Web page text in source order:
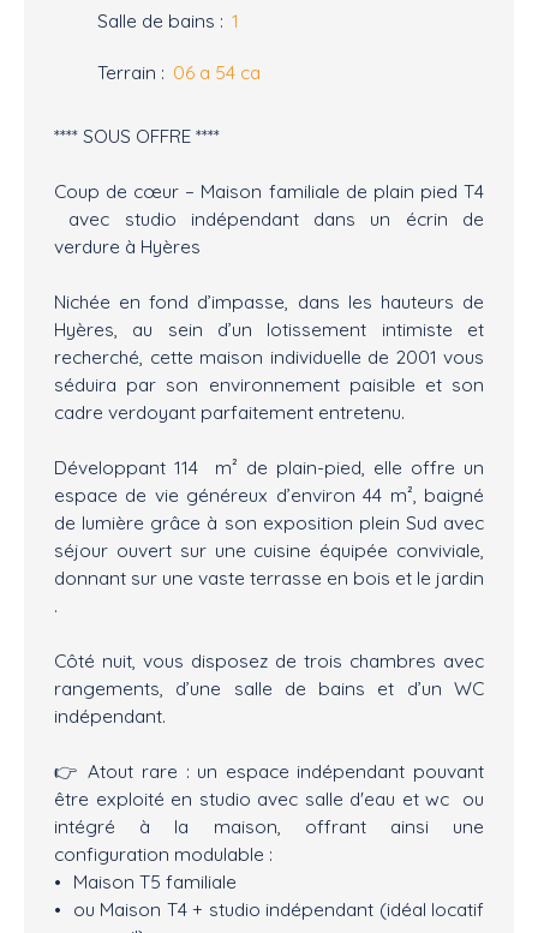
Salle de bains : 1
Terrain : 06 a 54 ca
**** SOUS OFFRE ****
Coup de cœur – Maison familiale de plain pied T4
avec studio indépendant dans un écrin de
verdure à Hyères
Nichée en fond d’impasse, dans les hauteurs de
Hyères, au sein d’un lotissement intimiste et
recherché, cette maison individuelle de 2001 vous
séduira par son environnement paisible et son
cadre verdoyant parfaitement entretenu.
Développant 114 m² de plain-pied, elle offre un
espace de vie généreux d’environ 44 m², baigné
de lumière grâce à son exposition plein Sud avec
séjour ouvert sur une cuisine équipée conviviale,
donnant sur une vaste terrasse en bois et le jardin
.
Côté nuit, vous disposez de trois chambres avec
rangements, d’une salle de bains et d’un WC
indépendant.
👉 Atout rare : un espace indépendant pouvant
être exploité en studio avec salle d'eau et wc ou
intégré à la maison, offrant ainsi une
configuration modulable :
Maison T5 familiale
ou Maison T4 + studio indépendant (idéal locatif